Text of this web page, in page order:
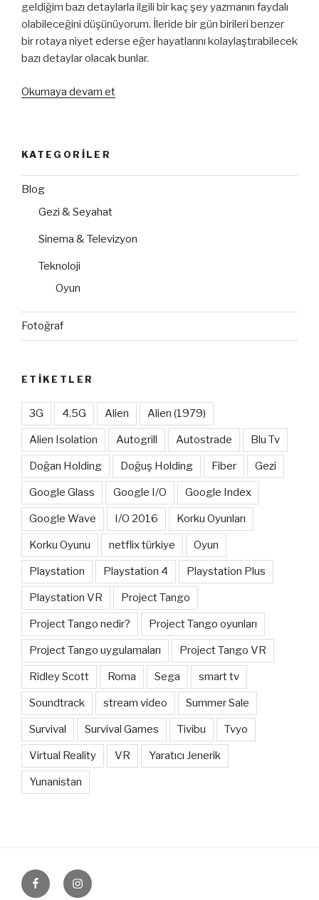
geldiğim bazı detaylarla ilgili bir kaç şey yazmanın faydalı
olabileceğini düşünüyorum. İleride bir gün birileri benzer
bir rotaya niyet ederse eğer hayatlarını kolaylaştırabilecek
bazı detaylar olacak bunlar.
Okumaya devam et“Araba
KATEGORILER
Blog
Gezi & Seyahat
Sinema & Televizyon
Teknoloji
Oyun
Fotoğraf
ETIKETLER
3G 4.5G Alien Alien (1979)
Alien Isolation Autogrill Autostrade Blu Tv
Doğan Holding Doğuş Holding Fiber Gezi
Google Glass Google I/O Google Index
Google Wave I/O 2016 Korku Oyunları
Korku Oyunu netflix türkiye Oyun
Playstation Playstation 4 Playstation Plus
Playstation VR Project Tango
Project Tango nedir? Project Tango oyunları
Project Tango uygulamaları Project Tango VR
Ridley Scott Roma Sega smart tv
Soundtrack stream video Summer Sale
Survival Survival Games Tivibu Tvyo
Virtual Reality VR Yaratıcı Jenerik
Yunanistan
FacebookInstagram